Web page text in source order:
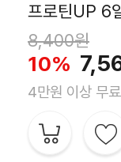
프로틴UP 6
8,400원
10%
4만원 이상 무